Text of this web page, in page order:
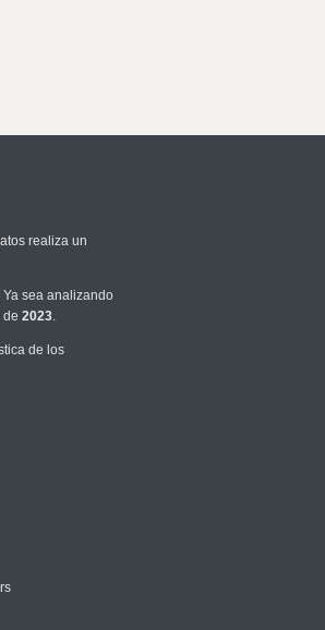
realiza un
Ya sea analizando
de 2023.
de los